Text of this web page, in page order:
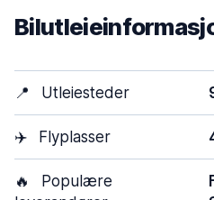
📍 Utleiesteder
✈️ Flyplasser
🔥
Populære